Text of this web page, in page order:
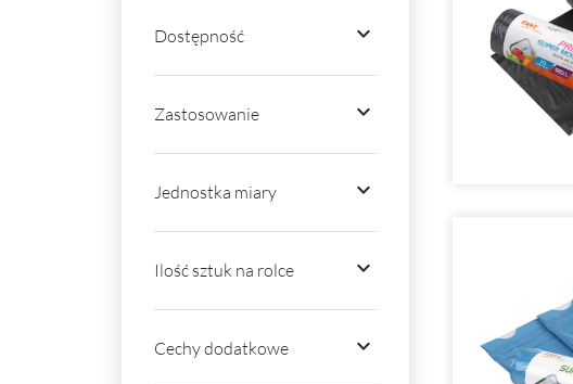
Dostępność 
Zastosowanie 
Jednostka miary 
Ilość sztuk na rolce 
Cechy dodatkowe 